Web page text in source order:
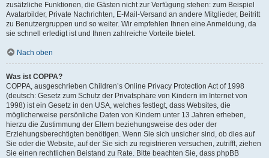
zusätzliche Funktionen, die Gästen nicht zur Verfügung stehen: zum Beispiel
Avatarbilder, Private Nachrichten, E-Mail-Versand an andere Mitglieder, Beitritt
zu Benutzergruppen und so weiter. Wir empfehlen Ihnen eine Anmeldung, da
sie schnell erledigt ist und Ihnen zahlreiche Vorteile bietet.
Nach oben
Was ist COPPA?
COPPA, ausgeschrieben Children’s Online Privacy Protection Act of 1998
(deutsch: Gesetz zum Schutz der Privatsphäre von Kindern im Internet von
1998) ist ein Gesetz in den USA, welches festlegt, dass Websites, die
möglicherweise persönliche Daten von Kindern unter 13 Jahren erheben,
hierzu die Zustimmung der Eltern beziehungsweise des oder der
Erziehungsberechtigten benötigen. Wenn Sie sich unsicher sind, ob dies auf
Sie oder die Website, auf der Sie sich zu registrieren versuchen, zutrifft, ziehen
Sie einen rechtlichen Beistand zu Rate. Bitte beachten Sie, dass phpBB